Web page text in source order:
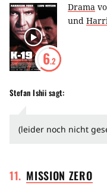
6.2
Drama
und
Stefan Ishii sagt:
(leider noch nicht
11. MISSION ZERO